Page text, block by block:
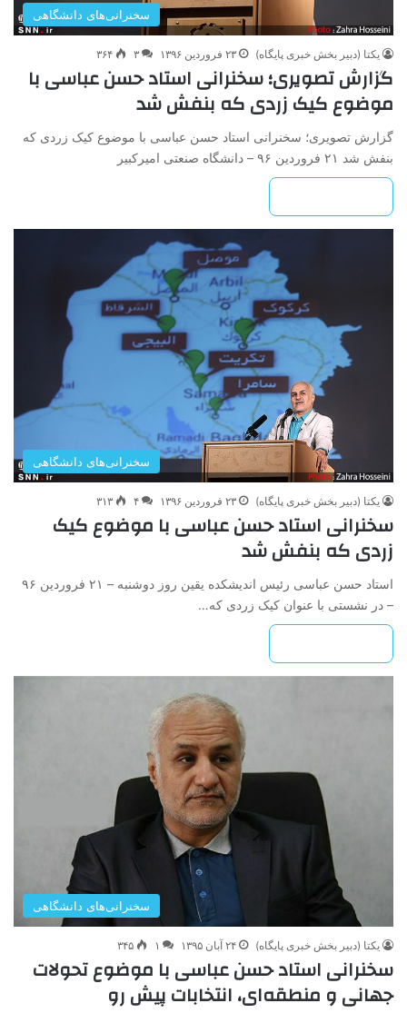
سخنرانی‌های دانشگاهی
یکتا (دبیر بخش خبری پایگاه) ۲۳ فروردین ۱۳۹۶ ۳ ۳۶۴
گزارش تصویری؛ سخنرانی استاد حسن عباسی با
موضوع کیک زردی که بنفش شد
گزارش تصویری؛ سخنرانی استاد حسن عباسی با موضوع کیک زردی که
بنفش شد ۲۱ فروردین ۹۶ – دانشگاه صنعتی امیرکبیر
سخنرانی‌های دانشگاهی
یکتا (دبیر بخش خبری پایگاه) ۲۳ فروردین ۱۳۹۶ ۴ ۳۱۳
سخنرانی استاد حسن عباسی با موضوع کیک
زردی که بنفش شد
استاد حسن عباسی رئیس اندیشکده یقین روز دوشنبه – ۲۱ فروردین ۹۶
– در نشستی با عنوان کیک زردی که…
سخنرانی‌های دانشگاهی
یکتا (دبیر بخش خبری پایگاه) ۲۴ آبان ۱۳۹۵ ۱ ۳۴۵
سخنرانی استاد حسن عباسی با موضوع تحولات
جهانی و منطقه‌ای، انتخابات پیش‌ رو